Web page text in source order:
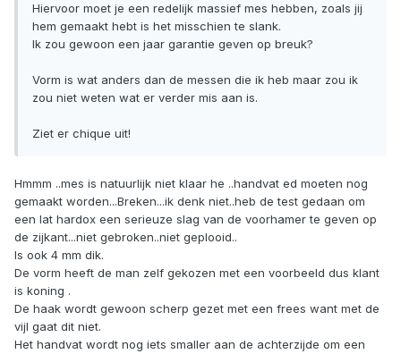
Hiervoor moet je een redelijk massief mes hebben, zoals jij
hem gemaakt hebt is het misschien te slank.
Ik zou gewoon een jaar garantie geven op breuk?
Vorm is wat anders dan de messen die ik heb maar zou ik
zou niet weten wat er verder mis aan is.
Ziet er chique uit!
Hmmm ..mes is natuurlijk niet klaar he ..handvat ed moeten nog
gemaakt worden...Breken...ik denk niet..heb de test gedaan om
een lat hardox een serieuze slag van de voorhamer te geven op
de zijkant...niet gebroken..niet geplooid..
Is ook 4 mm dik.
De vorm heeft de man zelf gekozen met een voorbeeld dus klant
is koning .
De haak wordt gewoon scherp gezet met een frees want met de
vijl gaat dit niet.
Het handvat wordt nog iets smaller aan de achterzijde om een